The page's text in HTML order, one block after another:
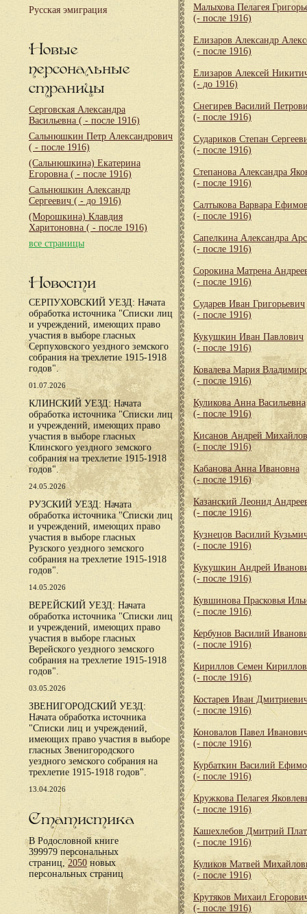
Русская эмиграция
Новые
персональные
страницы
Серговская Александра
Васильевна ( - после 1916)
Сальнюшкин Петр Александрович
( - после 1916)
(Сальнюшкина) Екатерина
Егоровна ( - после 1916)
Сальнюшкин Александр
Сергеевич ( - до 1916)
(Морошкина) Клавдия
Харитоновна ( - после 1916)
все страницы
Новости
СЕРПУХОВСКИЙ УЕЗД: Начата
обработка источника "Списки лиц
и учреждений, имеющих право
участия в выборе гласных
Серпуховского уездного земского
собрания на трехлетие 1915-1918
годов".
01.07.2026
КЛИНСКИЙ УЕЗД: Начата
обработка источника "Списки лиц
и учреждений, имеющих право
участия в выборе гласных
Клинского уездного земского
собрания на трехлетие 1915-1918
годов".
24.05.2026
РУЗСКИЙ УЕЗД: Начата
обработка источника "Списки лиц
и учреждений, имеющих право
участия в выборе гласных
Рузского уездного земского
собрания на трехлетие 1915-1918
годов".
14.05.2026
ВЕРЕЙСКИЙ УЕЗД: Начата
обработка источника "Списки лиц
и учреждений, имеющих право
участия в выборе гласных
Верейского уездного земского
собрания на трехлетие 1915-1918
годов".
03.05.2026
ЗВЕНИГОРОДСКИЙ УЕЗД:
Начата обработка источника
"Списки лиц и учреждений,
имеющих право участия в выборе
гласных Звенигородского
уездного земского собрания на
трехлетие 1915-1918 годов".
13.04.2026
Статистика
В Родословной книге
399979 персональных
страниц,2050 новых
персональных страниц
Малыхова Пелагея
(- после 1916)
Елизаров Александр
(- после 1916)
Елизаров Алексей
(- до 1916)
Снегирев Василий
(- после 1916)
Судариков Степан
(- после 1916)
Степанова Александра
(- после 1916)
Салтыкова Варвара
(- после 1916)
Сапелкина Александра
(- после 1916)
Сорокина Матрена
(- после 1916)
Сударев Иван Григорьевич
(- после 1916)
Кукушкин Иван Павлович
(- после 1916)
Ковалева Мария
(- после 1916)
Куликова Анна Васильевна
(- после 1916)
Кисанов Андрей
(- после 1916)
Кабанова Анна Ивановна
(- после 1916)
Казанский Леонид
(- после 1916)
Кузнецов Василий
(- после 1916)
Кукушкин Андрей
(- после 1916)
Кувшинова Прасковья
(- после 1916)
Кербунов Василий
(- после 1916)
Кириллов Семен
(- после 1916)
Костарев Иван
(- после 1916)
Коновалов Павел
(- после 1916)
Курбаткин Василий
(- после 1916)
Кружкова Пелагея
(- после 1916)
Кашехлебов Дмитрий
(- после 1916)
Куликов Матвей
(- после 1916)
Крутяков Михаил
(- после 1916)